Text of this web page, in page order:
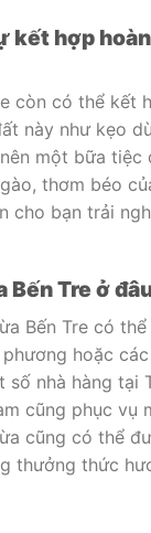
kết hợp
còn có thể kết
này như kẹo
một bữa tiệc
thơm béo
cho bạn trải
Bến Tre ở
Bến Tre có
hoặc
số nhà hàng tại
cũng phục vụ
cũng có thể
thưởng thức